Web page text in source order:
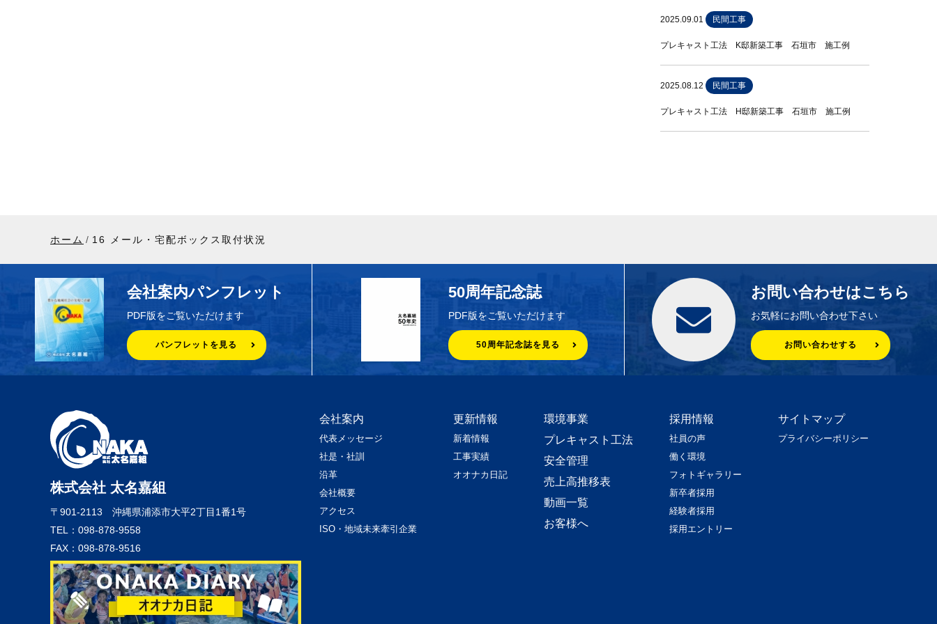
2025.09.01 民間工事
プレキャスト工法 K邸新築工事 石垣市 施工例
2025.08.12 民間工事
プレキャスト工法 H邸新築工事 石垣市 施工例
ホーム 16 メール・宅配ボックス取付状況
会社案内パンフレット
PDF版をご覧いただけます
パンフレットを見る
50周年記念誌
PDF版をご覧いただけます
50周年記念誌を見る
お問い合わせはこちら
お気軽にお問い合わせ下さい
お問い合わせする
株式会社 太名嘉組
〒901-2113 沖縄県浦添市大平2丁目1番1号
TEL：098-878-9558
FAX：098-878-9516
会社案内
代表メッセージ
社是・社訓
沿革
会社概要
アクセス
ISO・地域未来牽引企業
更新情報
新着情報
工事実績
オオナカ日記
環境事業
プレキャスト工法
安全管理
売上高推移表
動画一覧
お客様へ
採用情報
社員の声
働く環境
フォトギャラリー
新卒者採用
経験者採用
採用エントリー
サイトマップ
プライバシーポリシー